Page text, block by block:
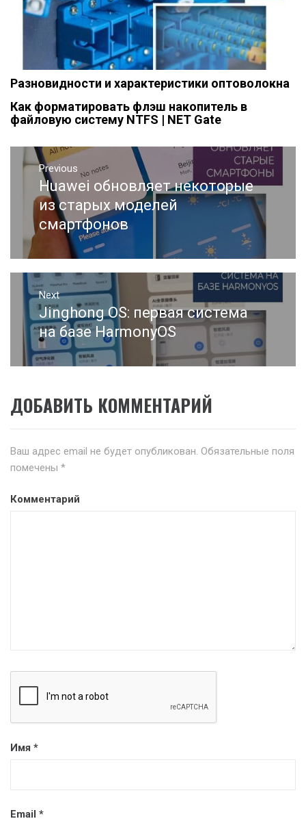
Разновидности и характеристики оптоволокна
Как форматировать флэш накопитель в
файловую систему NTFS | NET Gate
Навигация
записям
Previous
Previous
post:
Huawei обновляет некоторые
из старых моделей
смартфонов
Next
Next
post:
Jinghong OS: первая система
на базе HarmonyOS
ДОБАВИТЬ КОММЕНТАРИЙ
Ваш адрес email не будет опубликован. Обязательные поля
помечены *
Комментарий
Имя *
Email *